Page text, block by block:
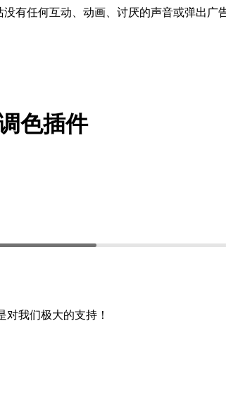
有任何互动、动画、讨厌的声音或弹出广
色插件
对我们极大的支持！